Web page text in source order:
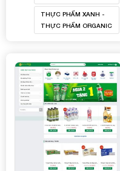
THỰC PHẨM XANH -
THỰC PHẨM ORGANIC